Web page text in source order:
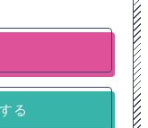
る